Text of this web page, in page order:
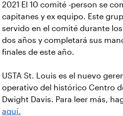
2021 El 10 comité -person se
capitanes y ex equipo. Este
servido en el comité durante
dos años y completará sus
finales de este año.
USTA St. Louis es el nuevo
operativo del histórico Centro
Dwight Davis. Para leer más,
aquí.